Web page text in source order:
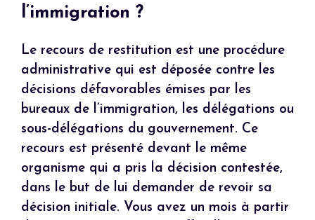
l’immigration ?
Le recours de restitution est une procédure
administrative qui est déposée contre les
décisions défavorables émises par les
bureaux de l’immigration, les délégations ou
sous-délégations du gouvernement. Ce
recours est présenté devant le même
organisme qui a pris la décision contestée,
dans le but de lui demander de revoir sa
décision initiale. Vous avez un mois à partir